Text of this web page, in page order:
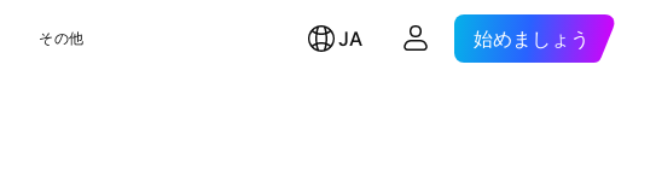
その他 JA 始めましょう